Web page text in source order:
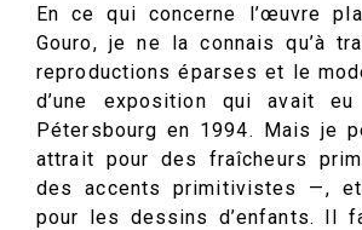
En ce qui concerne l’œuvre
Gouro, je ne la connais qu’à
reproductions éparses et le
d’une exposition qui avait
Pétersbourg en 1994. Mais je
attrait pour des fraîcheurs
des accents primitivistes —, et
pour les dessins d’enfants. Il